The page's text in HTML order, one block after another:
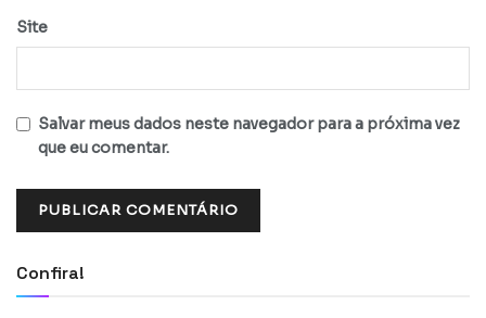
Site
Salvar meus dados neste navegador para a próxima vez
que eu comentar.
Confira!